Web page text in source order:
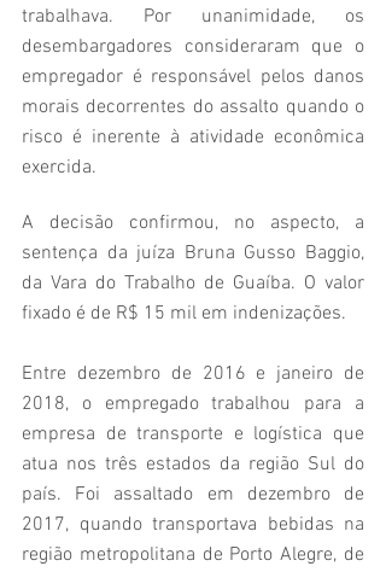
trabalhava. Por unanimidade, os
desembargadores consideraram que o
empregador é responsável pelos danos
morais decorrentes do assalto quando o
risco é inerente à atividade econômica
exercida.
A decisão confirmou, no aspecto, a
sentença da juíza Bruna Gusso Baggio,
da Vara do Trabalho de Guaíba. O valor
fixado é de R$ 15 mil em indenizações.
Entre dezembro de 2016 e janeiro de
2018, o empregado trabalhou para a
empresa de transporte e logística que
atua nos três estados da região Sul do
país. Foi assaltado em dezembro de
2017, quando transportava bebidas na
região metropolitana de Porto Alegre, de